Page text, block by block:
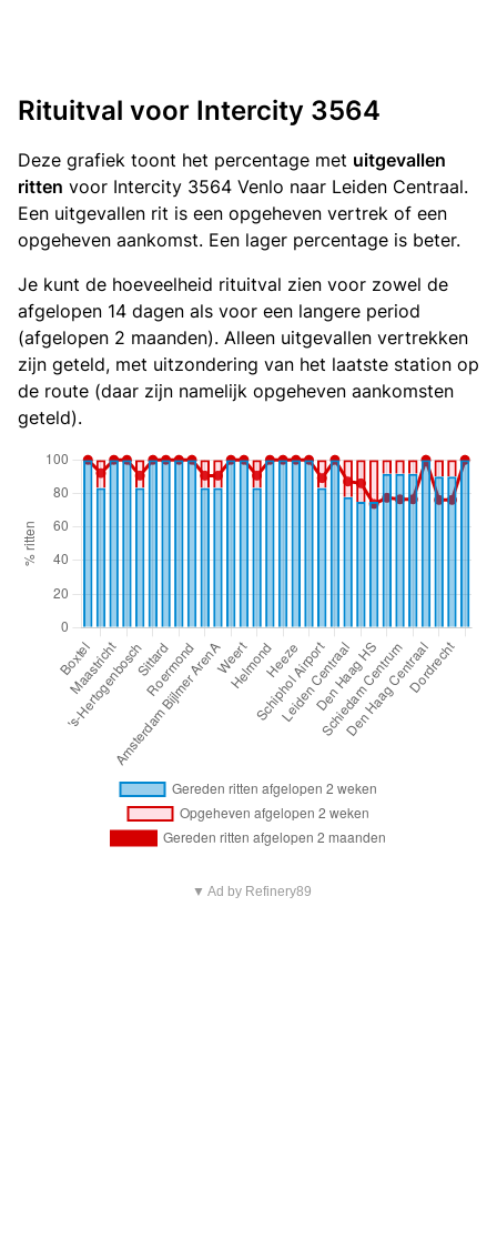
Rituitval voor Intercity 3564
Deze grafiek toont het percentage met uitgevallen
ritten voor Intercity 3564 Venlo naar Leiden Centraal.
Een uitgevallen rit is een opgeheven vertrek of een
opgeheven aankomst. Een lager percentage is beter.
Je kunt de hoeveelheid rituitval zien voor zowel de
afgelopen 14 dagen als voor een langere period
(afgelopen 2 maanden). Alleen uitgevallen vertrekken
zijn geteld, met uitzondering van het laatste station op
de route (daar zijn namelijk opgeheven aankomsten
geteld).
▼ Ad by Refinery89